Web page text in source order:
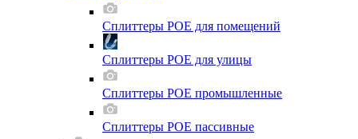
Сплиттеры POE для помещений
Сплиттеры POE для улицы
Сплиттеры POE промышленные
Сплиттеры POE пассивные